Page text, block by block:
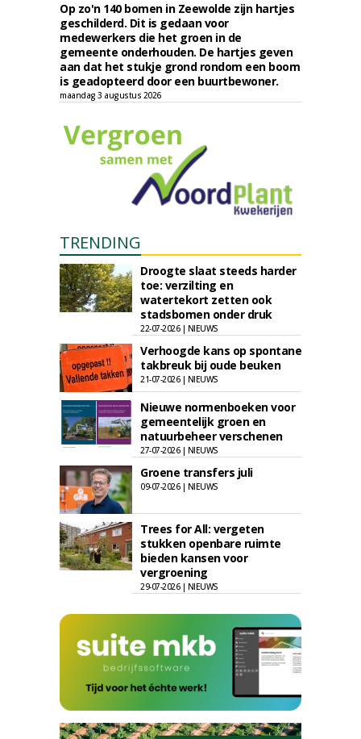
Op zo'n 140 bomen in Zeewolde zijn hartjes
geschilderd. Dit is gedaan voor
medewerkers die het groen in de
gemeente onderhouden. De hartjes geven
aan dat het stukje grond rondom een boom
is geadopteerd door een buurtbewoner.
maandag 3 augustus 2026
TRENDING
Droogte slaat steeds harder
toe: verzilting en
watertekort zetten ook
stadsbomen onder druk
22-07-2026 | NIEUWS
Verhoogde kans op spontane
takbreuk bij oude beuken
21-07-2026 | NIEUWS
Nieuwe normenboeken voor
gemeentelijk groen en
natuurbeheer verschenen
27-07-2026 | NIEUWS
Groene transfers juli
09-07-2026 | NIEUWS
Trees for All: vergeten
stukken openbare ruimte
bieden kansen voor
vergroening
29-07-2026 | NIEUWS